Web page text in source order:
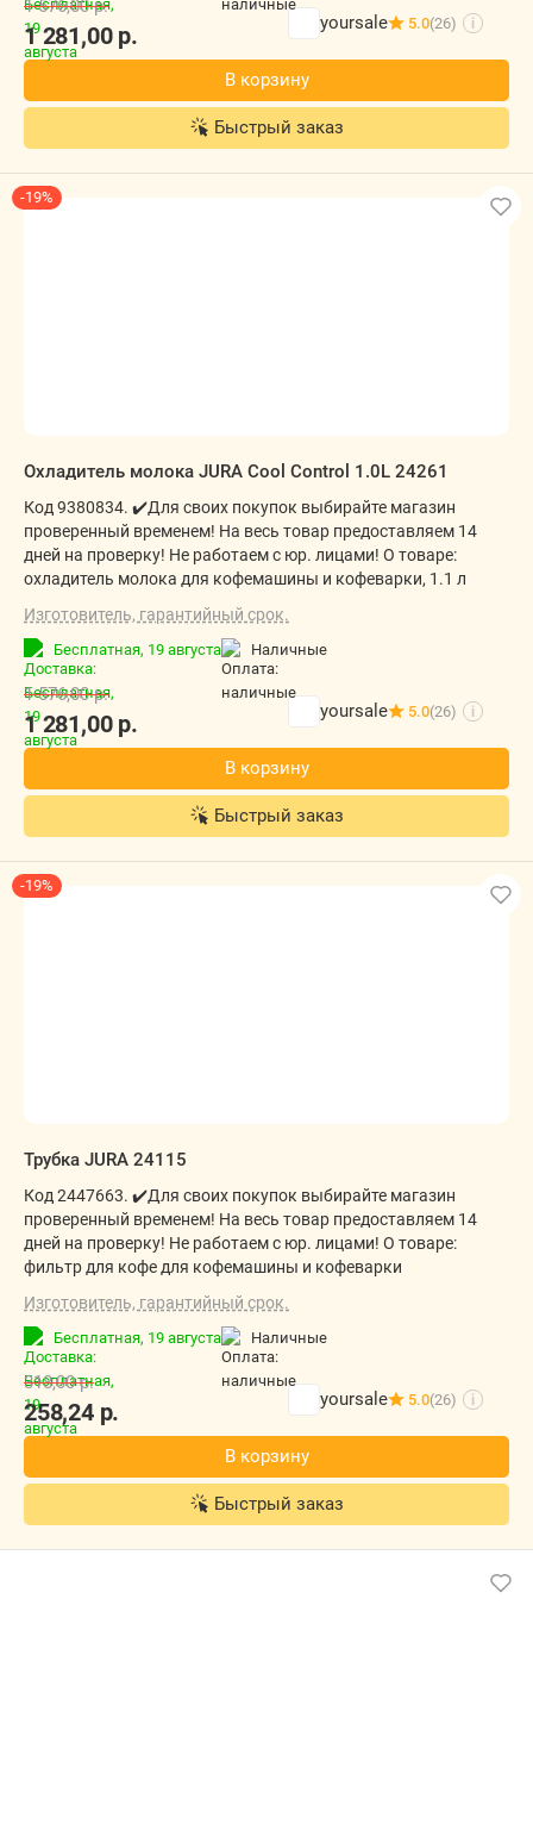
1 281,00р.
1 576,00р.
yoursale 5.0(26) i
В корзину
Быстрый заказ
-19%
Охладитель молока JURA Cool Control 1.0L 24261
Код 9380834. ✔️Для своих покупок выбирайте магазин
проверенный временем! На весь товар предоставляем 14
дней на проверку! Не работаем с юр. лицами! О товаре:
охладитель молока для кофемашины и кофеварки, 1.1 л
Изготовитель, гарантийный срок.
Бесплатная, 19 августа наличные
1 281,00р.
1 576,00р.
yoursale 5.0(26) i
В корзину
Быстрый заказ
-19%
Трубка JURA 24115
Код 2447663. ✔️Для своих покупок выбирайте магазин
проверенный временем! На весь товар предоставляем 14
дней на проверку! Не работаем с юр. лицами! О товаре:
фильтр для кофе для кофемашины и кофеварки
Изготовитель, гарантийный срок.
Бесплатная, 19 августа наличные
258,24р.
318,00р.
yoursale 5.0(26) i
В корзину
Быстрый заказ